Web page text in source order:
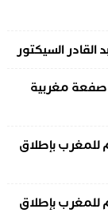
السيكتور
مغربية
بإطلاق
بإطلاق